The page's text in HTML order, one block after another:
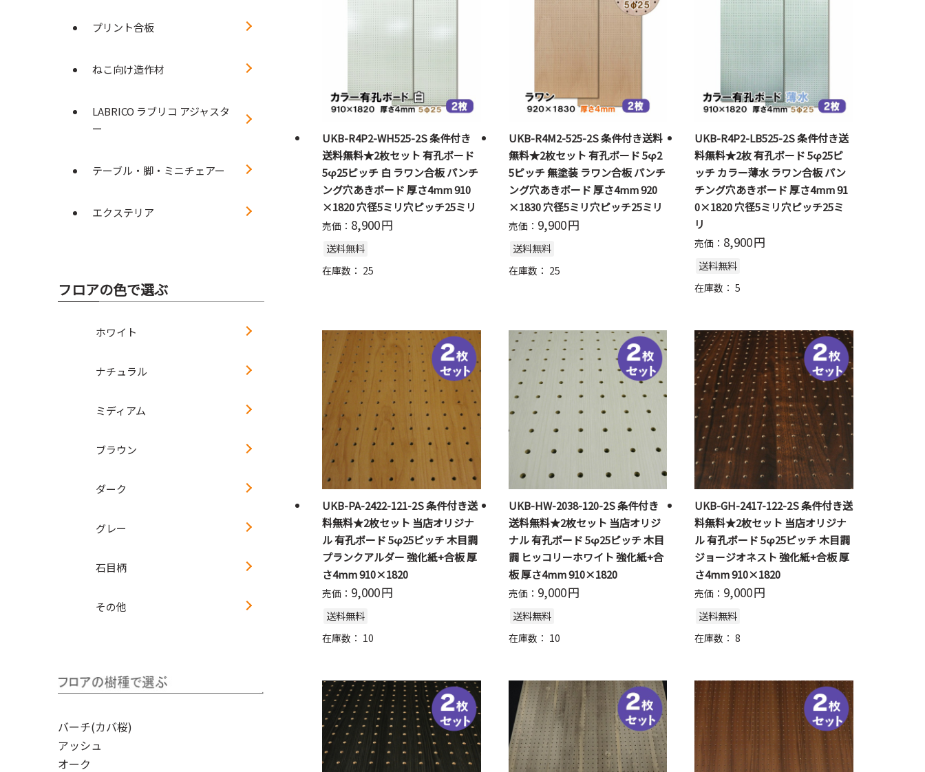
UKB-R4P2-WH525-2S 条件付き
送料無料★2枚セット 有孔ボード
5φ25ピッチ 白 ラワン合板 パンチ
ング穴あきボード 厚さ4mm 910
×1820 穴径5ミリ穴ピッチ25ミリ
売価： 8,900円
送料無料
在庫数： 25
UKB-R4M2-525-2S 条件付き送料
無料★2枚セット 有孔ボード 5φ2
5ピッチ 無塗装 ラワン合板 パンチ
ング穴あきボード 厚さ4mm 920
×1830 穴径5ミリ穴ピッチ25ミリ
売価： 9,900円
送料無料
在庫数： 25
UKB-R4P2-LB525-2S 条件付き送
料無料★2枚 有孔ボード 5φ25ピ
ッチ カラー薄水 ラワン合板 パン
チング穴あきボード 厚さ4mm 91
0×1820 穴径5ミリ穴ピッチ25ミ
リ
売価： 8,900円
送料無料
在庫数： 5
UKB-PA-2422-121-2S 条件付き送
料無料★2枚セット 当店オリジナ
ル 有孔ボード 5φ25ピッチ 木目調
プランクアルダー 強化紙+合板 厚
さ4mm 910×1820
売価： 9,000円
送料無料
在庫数： 10
UKB-HW-2038-120-2S 条件付き
送料無料★2枚セット 当店オリジ
ナル 有孔ボード 5φ25ピッチ 木目
調 ヒッコリーホワイト 強化紙+合
板 厚さ4mm 910×1820
売価： 9,000円
送料無料
在庫数： 10
UKB-GH-2417-122-2S 条件付き送
料無料★2枚セット 当店オリジナ
ル 有孔ボード 5φ25ピッチ 木目調
ジョージオネスト 強化紙+合板 厚
さ4mm 910×1820
売価： 9,000円
送料無料
在庫数： 8
プリント合板
ねこ向け造作材
LABRICO ラブリコ アジャスタ
ー
テーブル・脚・ミニチェアー
エクステリア
フロアの色で選ぶ
ホワイト
ナチュラル
ミディアム
ブラウン
ダーク
グレー
石目柄
その他
バーチ(カバ桜)
アッシュ
オーク